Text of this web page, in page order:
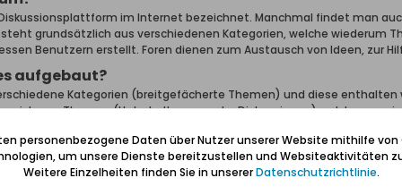
im Internet bezeichnet. Manchmal findet man
grundsätzlich aus verschiedenen Kategorien, welche wiederum
Benutzern erstellt. Foren dienen zum Austausch von Ideen, zur
aufgebaut?
Kategorien (breitgefächerte Themen) und diese
sich nun Themen (Unterhaltungen oder Diskussionen) welche aus
man auf der Startseite eine Liste der Kategorien und Foren inklusive
Blick, welcher Benutzer den neuesten Beitrag erstellt hat. Als
Beiträge, Bilder oder geteilte Inhalte.
personenbezogene Daten über Nutzer unserer Website mithilfe von
um unsere Dienste bereitzustellen und Websiteaktivitäten
Weitere Einzelheiten finden Sie in unsererDatenschutzrichtlinie.